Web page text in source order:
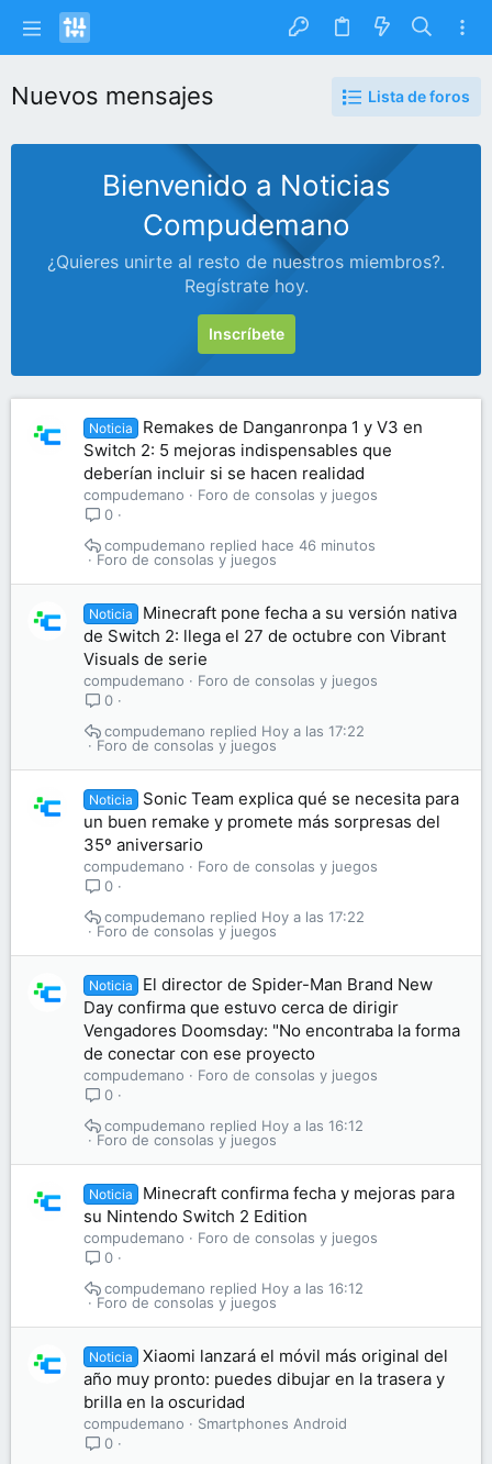
Nuevos mensajes Lista de foros
Bienvenido a Noticias
Compudemano
¿Quieres unirte al resto de nuestros miembros?.
Regístrate hoy.
Inscríbete
Noticia
Remakes de Danganronpa 1 y V3 en
Switch 2: 5 mejoras indispensables que
deberían incluir si se hacen realidad
compudemano
Foro de consolas y juegos
0
Foro de consolas y juegos
hace 46 minutos
compudemano
Noticia
Minecraft pone fecha a su versión nativa
de Switch 2: llega el 27 de octubre con Vibrant
Visuals de serie
compudemano
Foro de consolas y juegos
0
Foro de consolas y juegos
Hoy a las 17:22
compudemano
Noticia
Sonic Team explica qué se necesita para
un buen remake y promete más sorpresas del
35º aniversario
compudemano
Foro de consolas y juegos
0
Foro de consolas y juegos
Hoy a las 17:22
compudemano
Noticia
El director de Spider-Man Brand New
Day confirma que estuvo cerca de dirigir
Vengadores Doomsday: "No encontraba la forma
de conectar con ese proyecto
compudemano
Foro de consolas y juegos
0
Foro de consolas y juegos
Hoy a las 16:12
compudemano
Noticia
Minecraft confirma fecha y mejoras para
su Nintendo Switch 2 Edition
compudemano
Foro de consolas y juegos
0
Foro de consolas y juegos
Hoy a las 16:12
compudemano
Noticia
Xiaomi lanzará el móvil más original del
año muy pronto: puedes dibujar en la trasera y
brilla en la oscuridad
compudemano
Smartphones Android
0